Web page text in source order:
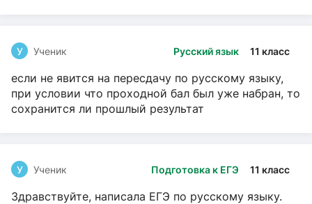
Русский язык 11 класс
У Ученик
если не явится на пересдачу по русскому языку,
при условии что проходной бал был уже набран, то
сохранится ли прошлый результат
Подготовка к ЕГЭ 11 класс
У Ученик
Здравствуйте, написала ЕГЭ по русскому языку.